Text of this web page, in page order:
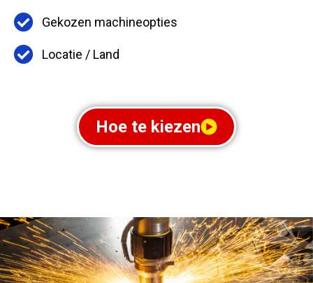
Gekozen machineopties
Locatie / Land
Hoe te kiezen